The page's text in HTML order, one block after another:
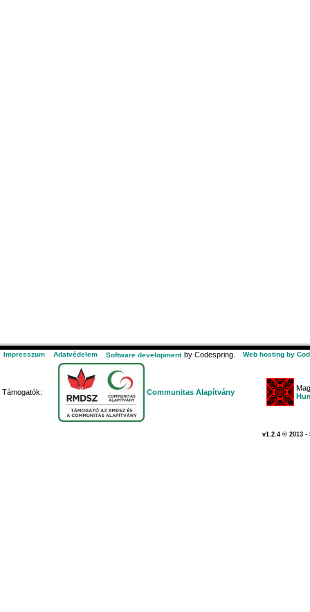
Impresszum Adatvédelem Software development by Codespring. Web hosting by
Támogatók: Communitas Alapítvány
v1.2.4 © 2013